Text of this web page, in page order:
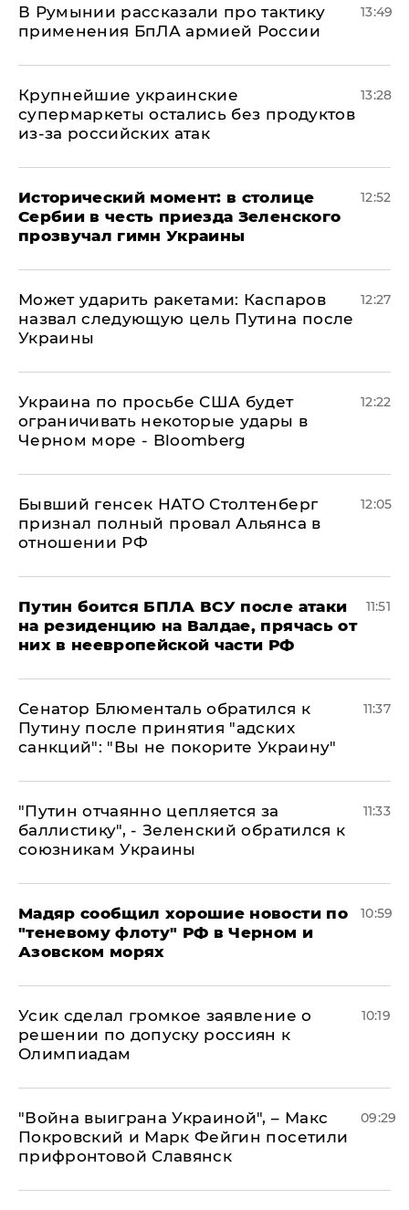
В Румынии рассказали про тактику
применения БпЛА армией России
13:49
Крупнейшие украинские
супермаркеты остались без продуктов
из-за российских атак
13:28
Исторический момент: в столице
Сербии в честь приезда Зеленского
прозвучал гимн Украины
12:52
Может ударить ракетами: Каспаров
назвал следующую цель Путина после
Украины
12:27
Украина по просьбе США будет
ограничивать некоторые удары в
Черном море - Bloomberg
12:22
Бывший генсек НАТО Столтенберг
признал полный провал Альянса в
отношении РФ
12:05
Путин боится БПЛА ВСУ после атаки
на резиденцию на Валдае, прячась от
них в неевропейской части РФ
11:51
Сенатор Блюменталь обратился к
Путину после принятия "адских
санкций": "Вы не покорите Украину"
11:37
"Путин отчаянно цепляется за
баллистику", - Зеленский обратился к
союзникам Украины
11:33
Мадяр сообщил хорошие новости по
"теневому флоту" РФ в Черном и
Азовском морях
10:59
Усик сделал громкое заявление о
решении по допуску россиян к
Олимпиадам
10:19
"Война выиграна Украиной", – Макс
Покровский и Марк Фейгин посетили
прифронтовой Славянск
09:29